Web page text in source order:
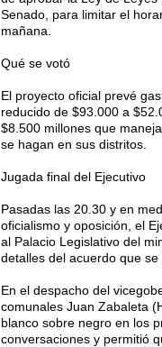
Senado, para limitar el
mañana.
Qué se votó
El proyecto oficial prevé
reducido de $93.000 a
$8.500 millones que
se hagan en sus distritos.
Jugada final del Ejecutivo
Pasadas las 20.30 y en
oficialismo y oposición, el
al Palacio Legislativo del
detalles del acuerdo que
En el despacho del
comunales Juan Zabaleta
blanco sobre negro en los
conversaciones y permitió